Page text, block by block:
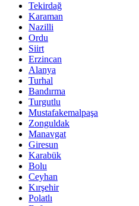
Tekirdağ
Karaman
Nazilli
Ordu
Siirt
Erzincan
Alanya
Turhal
Bandırma
Turgutlu
Mustafakemalpaşa
Zonguldak
Manavgat
Giresun
Karabük
Bolu
Ceyhan
Kırşehir
Polatlı